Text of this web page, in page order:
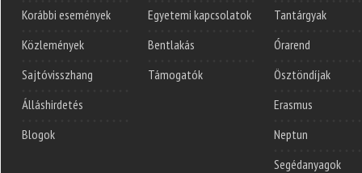
Korábbi események
Közlemények
Sajtóvisszhang
Álláshirdetés
Blogok
Egyetemi kapcsolatok
Bentlakás
Támogatók
Tantárgyak
Órarend
Ösztöndíjak
Erasmus
Neptun
Segédanyagok